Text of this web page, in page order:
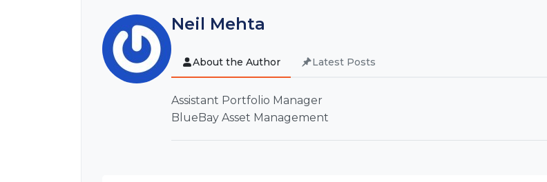
Neil Mehta
About the Author Latest Posts
Assistant Portfolio Manager
BlueBay Asset Management